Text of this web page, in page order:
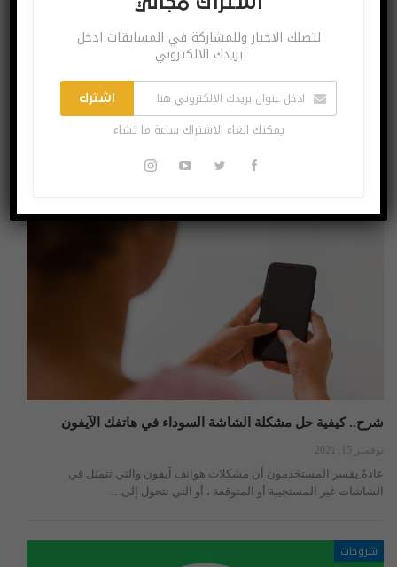
قدمت آبل خاصية جديدة في نظام watchOS 8 تساعد على التحكم في قوائم
شرح.. كيفية حل مشكلة الشاشة السوداء في هاتفك الآيفون
نوفمبر 15, 2021
عادةً يفسر المستخدمون أن مشكلات هواتف آيفون والتي تتمثل في
الشاشات غير المستجيبة أو المتوقفة ، أو التي تتحول إلى…
شروحات
لتصلك الاخبار وللمشاركة في المسابقات ادخل
بريدك الالكتروني
اشترك
يمكنك الغاء الاشتراك ساعة ما تشاء